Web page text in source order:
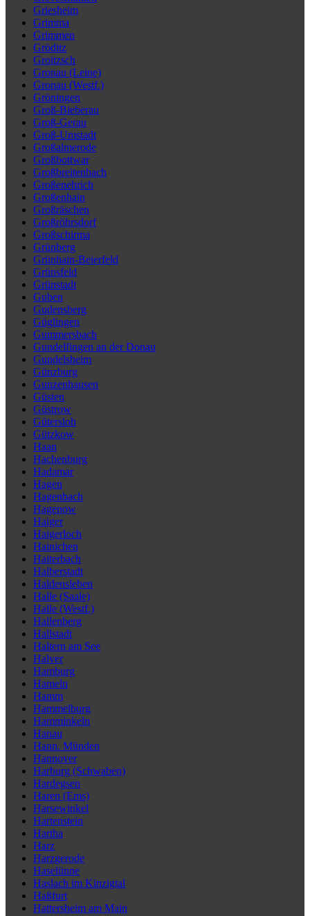
Griesheim
Grimma
Grimmen
Gröditz
Groitzsch
Gronau (Leine)
Gronau (Westf.)
Gröningen
Groß-Bieberau
Groß-Gerau
Groß-Umstadt
Großalmerode
Großbottwar
Großbreitenbach
Großenehrich
Großenhain
Großräschen
Großröhrsdorf
Großschirma
Grünberg
Grünhain-Beierfeld
Grünsfeld
Grünstadt
Guben
Gudensberg
Güglingen
Gummersbach
Gundelfingen an der Donau
Gundelsheim
Günzburg
Gunzenhausen
Güsten
Güstrow
Gütersloh
Gützkow
Haan
Hachenburg
Hadamar
Hagen
Hagenbach
Hagenow
Haiger
Haigerloch
Hainichen
Haiterbach
Halberstadt
Haldensleben
Halle (Saale)
Halle (Westf.)
Hallenberg
Hallstadt
Haltern am See
Halver
Hamburg
Hameln
Hamm
Hammelburg
Hamminkeln
Hanau
Hann. Münden
Hannover
Harburg (Schwaben)
Hardegsen
Haren (Ems)
Harsewinkel
Hartenstein
Hartha
Harz
Harzgerode
Haselünne
Haslach im Kinzigtal
Haßfurt
Hattersheim am Main